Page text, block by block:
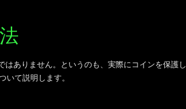
ありません。というのも、実際にコインを保護し
いて説明します。